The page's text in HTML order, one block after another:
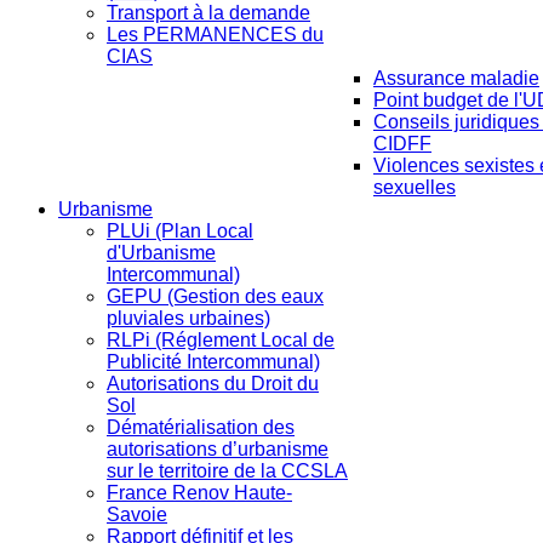
Transport à la demande
Les PERMANENCES du
CIAS
Assurance maladie
Point budget de
Conseils juridiques
CIDFF
Violences sexistes
sexuelles
Urbanisme
PLUi (Plan Local
d'Urbanisme
Intercommunal)
GEPU (Gestion des eaux
pluviales urbaines)
RLPi (Réglement Local de
Publicité Intercommunal)
Autorisations du Droit du
Sol
Dématérialisation des
autorisations d’urbanisme
sur le territoire de la CCSLA
France Renov Haute-
Savoie
Rapport définitif et les